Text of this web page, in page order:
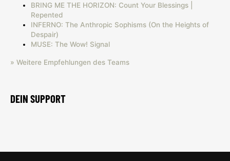
BRING ME THE HORIZON: Count Your Blessings |
Repented
INFERNO: The Anthropic Sophisms (On the Heights of
Despair)
MUSE: The Wow! Signal
» Weitere Empfehlungen des Teams
DEIN SUPPORT